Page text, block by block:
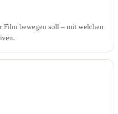
Film bewegen soll – mit welchen